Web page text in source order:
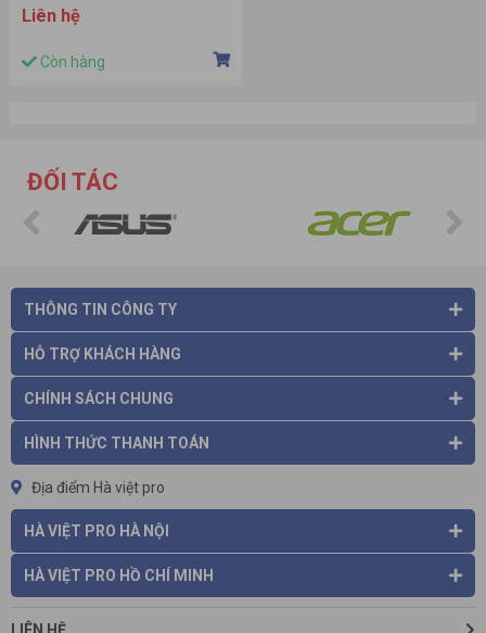
Liên hệ
Còn hàng
ĐỐI TÁC
THÔNG TIN CÔNG TY
HỖ TRỢ KHÁCH HÀNG
CHÍNH SÁCH CHUNG
HÌNH THỨC THANH TOÁN
Địa điểm Hà việt pro
HÀ VIỆT PRO HÀ NỘI
HÀ VIỆT PRO HỒ CHÍ MINH